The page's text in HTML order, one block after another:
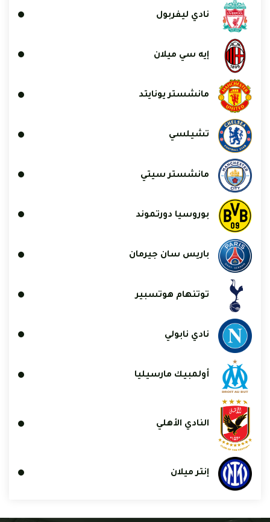
نادي ليفربول
إيه سي ميلان
مانشستر يونايتد
تشيلسي
مانشستر سيتي
بوروسيا دورتموند
باريس سان جيرمان
توتنهام هوتسبير
نادي نابولي
أولمبيك مارسيليا
النادي الأهلي
إنتر ميلان